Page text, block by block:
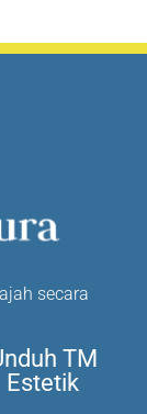
secara
TM
Estetik